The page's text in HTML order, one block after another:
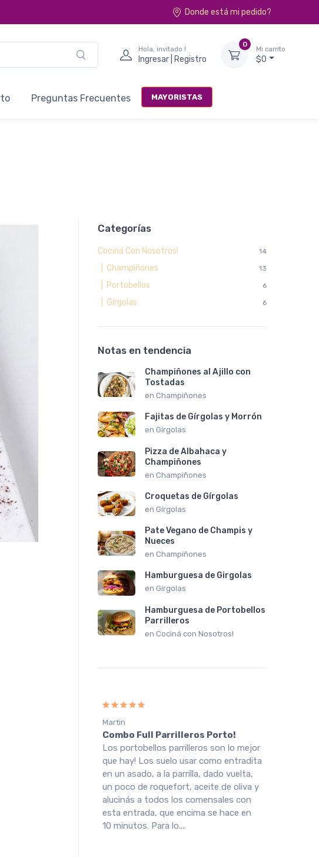
Donde está mi pedido?
Hola, invitado !
Ingresar | Registro
0
Mi carrito
$0
Preguntas Frecuentes MAYORISTAS
Categorías
Cociná Con Nosotros! 14
| Champiñones 13
| Portobellos 6
| Gírgolas 6
Notas en tendencia
Champiñones al Ajillo con
Tostadas
en Champiñones
Fajitas de Gírgolas y Morrón
en Gírgolas
Pizza de Albahaca y
Champiñones
en Champiñones
Croquetas de Gírgolas
en Gírgolas
Pate Vegano de Champis y
Nueces
en Champiñones
Hamburguesa de Girgolas
en Gírgolas
Hamburguesa de Portobellos
Parrilleros
en Cociná con Nosotros!
Martin
Combo Full Parrilleros Porto!
Los portobellos parrilleros son lo mejor
que hay! Los suelo usar como entradita
en un asado, a la parrilla, dado vuelta,
un poco de roquefort, aceite de oliva y
alucinás a todos los comensales con
esta entrada, que encima se hace en
10 minutos. Para lo....